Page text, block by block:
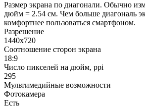
Размер экрана по диагонали. Обычно
дюйм = 2.54 см. Чем больше диагональ
комфортнее пользоваться смартфоном.
Разрешение
1440x720
Соотношение сторон экрана
18:9
Число пикселей на дюйм, ppi
295
Мультимедийные возможности
Фотокамера
Есть